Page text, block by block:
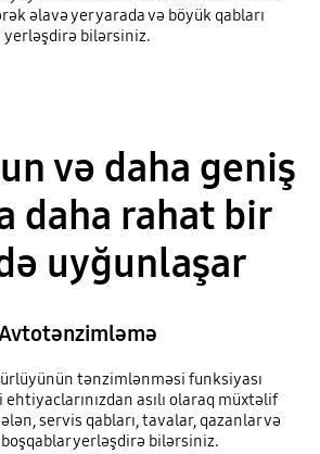
əlavə yer yarada və böyük qabları
yerləşdirə bilərsiniz.
və daha geniş
daha rahat bir
uyğunlaşar
tənzimlənməsi funksiyası
asılı olaraq müxtəlif
servis qabları, tavalar, qazanlar və
yerləşdirə bilərsiniz.